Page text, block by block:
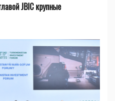
JBIC крупные